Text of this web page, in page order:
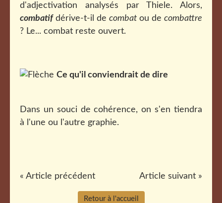
d'adjectivation analysés par Thiele. Alors,
combatifdérive-t-il de combat ou de combattre
? Le... combat reste ouvert.
Ce qu'il conviendrait de dire
Dans un souci de cohérence, on s'en tiendra
à l'une ou l'autre graphie.
« Article précédent Article suivant »
Retour à l'accueil